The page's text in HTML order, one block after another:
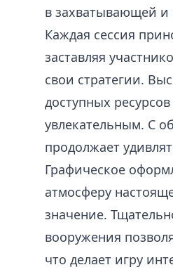
в захватывающей и
Каждая сессия
заставляя
свои стратегии.
доступных
увлекательным. С
продолжает
Графическое
атмосферу
значение.
вооружения
что делает игру